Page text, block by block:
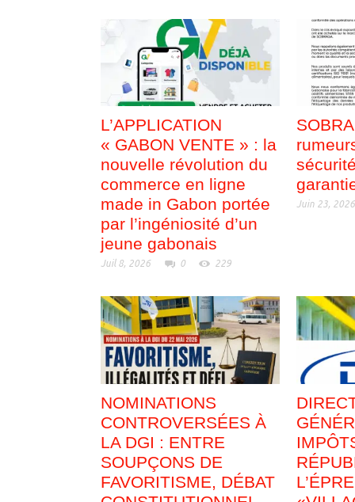
L’APPLICATION
« GABON VENTE » : la
nouvelle révolution du
commerce en ligne
made in Gabon portée
par l’ingéniosité d’un
jeune gabonais
Juil 8, 2026 0 229
Juin 23, 2026
NOMINATIONS
CONTROVERSÉES À
LA DGI : ENTRE
SOUPÇONS DE
FAVORITISME, DÉBAT